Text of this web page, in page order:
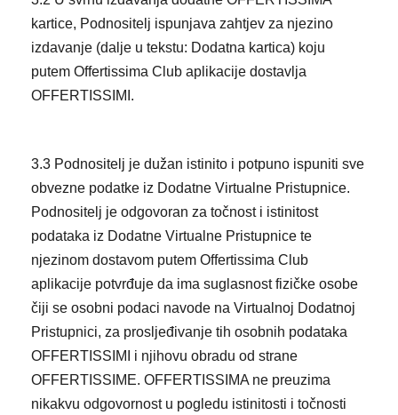
kartice, Podnositelj ispunjava zahtjev za njezino
izdavanje (dalje u tekstu: Dodatna kartica) koju
putem Offertissima Club aplikacije dostavlja
OFFERTISSIMI.
3.3 Podnositelj je dužan istinito i potpuno ispuniti sve
obvezne podatke iz Dodatne Virtualne Pristupnice.
Podnositelj je odgovoran za točnost i istinitost
podataka iz Dodatne Virtualne Pristupnice te
njezinom dostavom putem Offertissima Club
aplikacije potvrđuje da ima suglasnost fizičke osobe
čiji se osobni podaci navode na Virtualnoj Dodatnoj
Pristupnici, za prosljeđivanje tih osobnih podataka
OFFERTISSIMI i njihovu obradu od strane
OFFERTISSIME. OFFERTISSIMA ne preuzima
nikakvu odgovornost u pogledu istinitosti i točnosti